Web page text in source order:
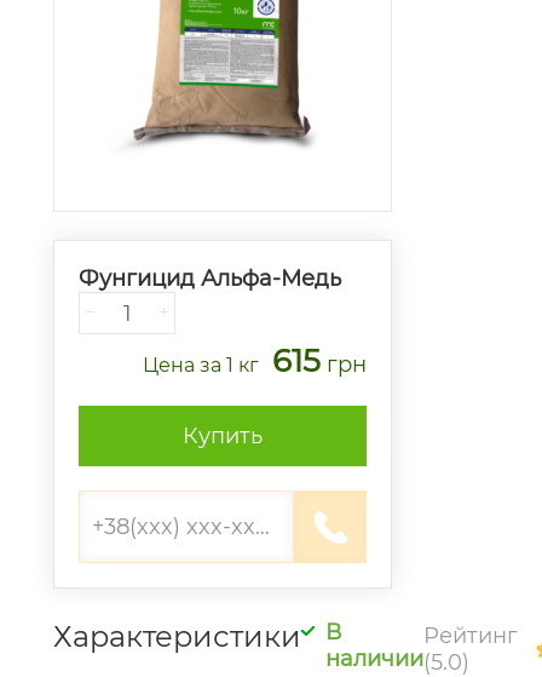
Фунгицид Альфа-Медь
− +
Цена за 1 кг 615 грн
Купить
Характеристики
В
наличии
Рейтинг
(5.0)